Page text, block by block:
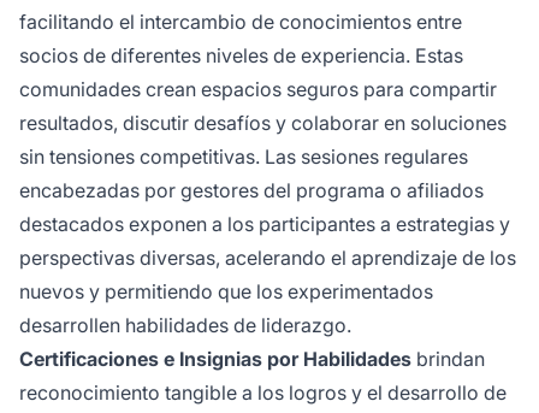
facilitando el intercambio de conocimientos entre
socios de diferentes niveles de experiencia. Estas
comunidades crean espacios seguros para compartir
resultados, discutir desafíos y colaborar en soluciones
sin tensiones competitivas. Las sesiones regulares
encabezadas por gestores del programa o afiliados
destacados exponen a los participantes a estrategias y
perspectivas diversas, acelerando el aprendizaje de los
nuevos y permitiendo que los experimentados
desarrollen habilidades de liderazgo.
Certificaciones e Insignias por Habilidades brindan
reconocimiento tangible a los logros y el desarrollo de